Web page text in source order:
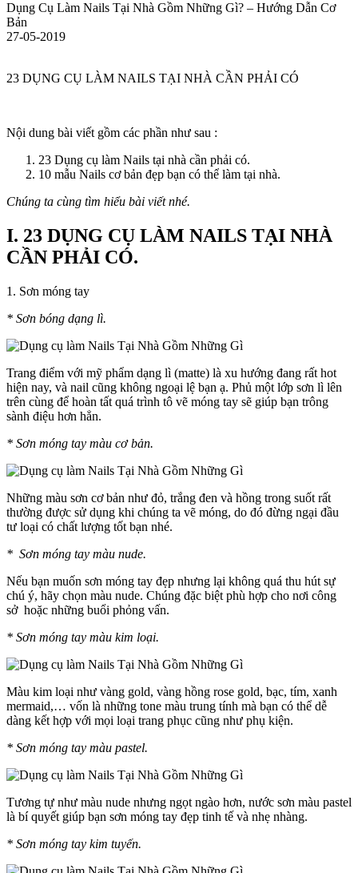
Dụng Cụ Làm Nails Tại Nhà Gồm Những Gì? – Hướng Dẫn Cơ
Bản
27-05-2019
23 DỤNG CỤ LÀM NAILS TẠI NHÀ CẦN PHẢI CÓ
Nội dung bài viết gồm các phần như sau :
23 Dụng cụ làm Nails tại nhà cần phải có.
10 mẫu Nails cơ bản đẹp bạn có thể làm tại nhà.
Chúng ta cùng tìm hiểu bài viết nhé.
I. 23 DỤNG CỤ LÀM NAILS TẠI NHÀ
CẦN PHẢI CÓ.
1. Sơn móng tay
* Sơn bóng dạng lì.
Trang điểm với mỹ phẩm dạng lì (matte) là xu hướng đang rất hot
hiện nay, và nail cũng không ngoại lệ bạn ạ. Phủ một lớp sơn lì lên
trên cùng để hoàn tất quá trình tô vẽ móng tay sẽ giúp bạn trông
sành điệu hơn hẳn.
* Sơn móng tay màu cơ bản.
Những màu sơn cơ bản như đỏ, trắng đen và hồng trong suốt rất
thường được sử dụng khi chúng ta vẽ móng, do đó đừng ngại đầu
tư loại có chất lượng tốt bạn nhé.
* Sơn móng tay màu nude.
Nếu bạn muốn sơn móng tay đẹp nhưng lại không quá thu hút sự
chú ý, hãy chọn màu nude. Chúng đặc biệt phù hợp cho nơi công
sở hoặc những buổi phỏng vấn.
* Sơn móng tay màu kim loại.
Màu kim loại như vàng gold, vàng hồng rose gold, bạc, tím, xanh
mermaid,… vốn là những tone màu trung tính mà bạn có thể dễ
dàng kết hợp với mọi loại trang phục cũng như phụ kiện.
* Sơn móng tay màu pastel.
Tương tự như màu nude nhưng ngọt ngào hơn, nước sơn màu pastel
là bí quyết giúp bạn sơn móng tay đẹp tinh tế và nhẹ nhàng.
* Sơn móng tay kim tuyến.